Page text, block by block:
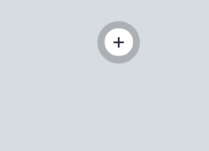
Abbrechen